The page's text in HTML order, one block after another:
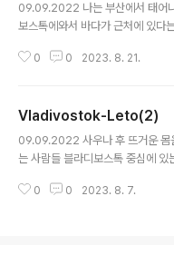
09.09.2022 나는 부산에서 태어
보스톡에와서 바다가 근처에 있다
바다가 있다. 백사장이 아니라 자갈
8월말 9월 초가 블라디보스톡에서
낼 수 있는 시기가 아닌가 생각한다.
0 0 2023. 8. 21.
Vladivostok-Leto(2)
09.09.2022 사우나 후 뜨거운 몸
는 사람들 블라디보스톡 중심에 있
에 사우나에서 몸을 지진 사람들이
0 0 2023. 8. 7.